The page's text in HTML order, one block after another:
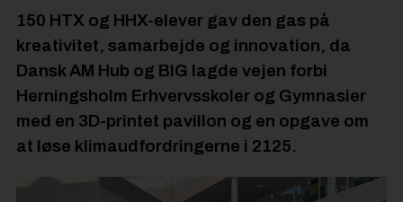
150 HTX og HHX-elever gav den gas på
kreativitet, samarbejde og innovation, da
Dansk AM Hub og BIG lagde vejen forbi
Herningsholm Erhvervsskoler og Gymnasier
med en 3D-printet pavillon og en opgave om
at løse klimaudfordringerne i 2125.